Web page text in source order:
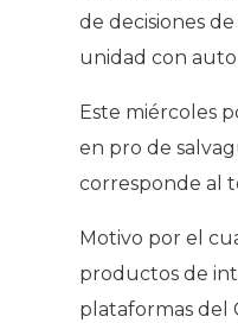
de decisiones
unidad con
Este miércoles
en pro de
corresponde al
Motivo por el
productos de
plataformas del